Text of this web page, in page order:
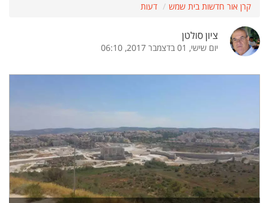
קרן אור חדשות בית שמש דעות
ציון סולטן
יום שישי, 01 בדצמבר 2017, 06:10